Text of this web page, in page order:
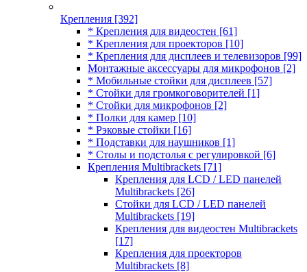
Крепления [392]
* Крепления для видеостен [61]
* Крепления для проекторов [10]
* Крепления для дисплеев и телевизоров [99]
Монтажные аксессуары для микрофонов [2]
* Мобильные стойки для дисплеев [57]
* Стойки для громкоговорителей [1]
* Стойки для микрофонов [2]
* Полки для камер [10]
* Рэковые стойки [16]
* Подставки для наушников [1]
* Столы и подстолья с регулировкой [6]
Крепления Multibrackets [71]
Крепления для LCD / LED панелей
Multibrackets [26]
Стойки для LCD / LED панелей
Multibrackets [19]
Крепления для видеостен Multibrackets
[17]
Крепления для проекторов
Multibrackets [8]